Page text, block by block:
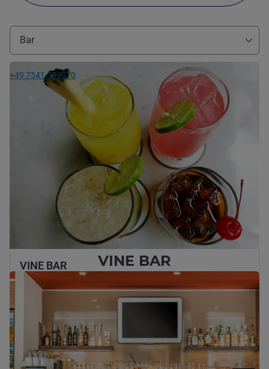
Bar
VINE BAR
Details ansehen
VINE BAR
+49 7541 399070
Heißer Kaffee oder cooler Drink? Unsere rund um die Uhr
geöffnete Hotelbar bietet eine breite Auswahl an Getränken
und Snacks. Genießen Sie Ihre wohl verdiente Auszeit in einem
gemütlichen Ambiente.
Details ansehen